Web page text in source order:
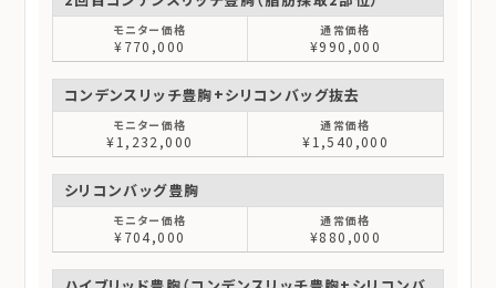
¥770,000 ¥990,000
コンデンスリッチ豊胸+シリコンバッグ抜去
¥1,232,000 ¥1,540,000
シリコンバッグ豊胸
¥704,000 ¥880,000